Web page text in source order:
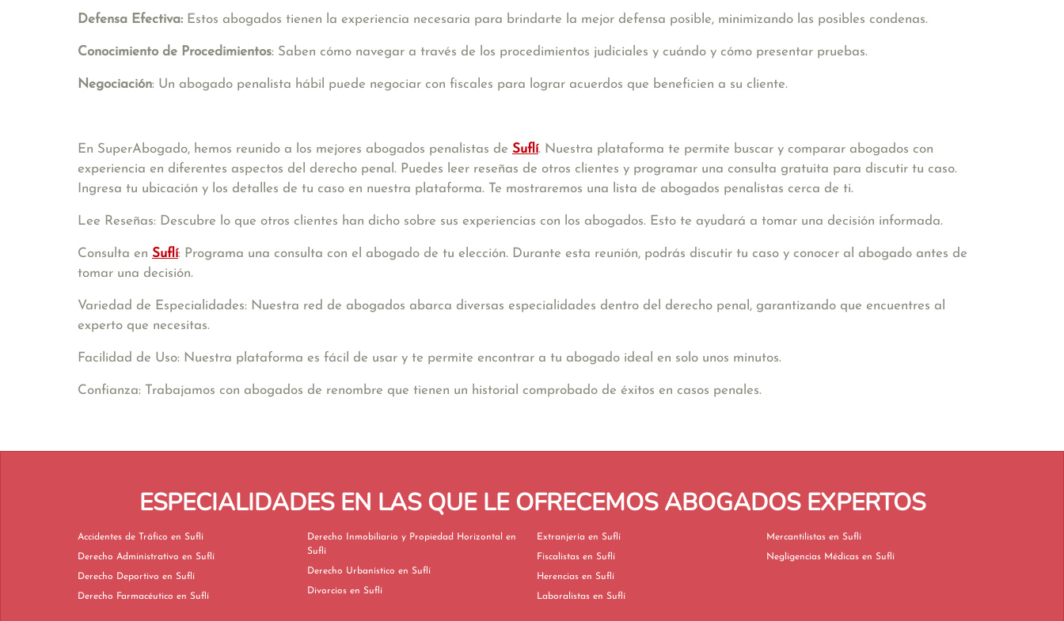
Defensa Efectiva: Estos abogados tienen la experiencia necesaria para brindarte la mejor defensa posible, minimizando las posibles condenas.
Conocimiento de Procedimientos: Saben cómo navegar a través de los procedimientos judiciales y cuándo y cómo presentar pruebas.
Negociación: Un abogado penalista hábil puede negociar con fiscales para lograr acuerdos que beneficien a su cliente.
En SuperAbogado, hemos reunido a los mejores abogados penalistas de Suflí. Nuestra plataforma te permite buscar y comparar abogados con
experiencia en diferentes aspectos del derecho penal. Puedes leer reseñas de otros clientes y programar una consulta gratuita para discutir tu caso.
Ingresa tu ubicación y los detalles de tu caso en nuestra plataforma. Te mostraremos una lista de abogados penalistas cerca de ti.
Lee Reseñas: Descubre lo que otros clientes han dicho sobre sus experiencias con los abogados. Esto te ayudará a tomar una decisión informada.
Consulta en Suflí: Programa una consulta con el abogado de tu elección. Durante esta reunión, podrás discutir tu caso y conocer al abogado antes de
tomar una decisión.
Variedad de Especialidades: Nuestra red de abogados abarca diversas especialidades dentro del derecho penal, garantizando que encuentres al
experto que necesitas.
Facilidad de Uso: Nuestra plataforma es fácil de usar y te permite encontrar a tu abogado ideal en solo unos minutos.
Confianza: Trabajamos con abogados de renombre que tienen un historial comprobado de éxitos en casos penales.
ESPECIALIDADES EN LAS QUE LE OFRECEMOS ABOGADOS EXPERTOS
Accidentes de Tráfico en Suflí
Derecho Administrativo en Suflí
Derecho Deportivo en Suflí
Derecho Farmacéutico en Suflí
Derecho Inmobiliario y Propiedad Horizontal en
Suflí
Derecho Urbanístico en Suflí
Divorcios en Suflí
Extranjería en Suflí
Fiscalistas en Suflí
Herencias en Suflí
Laboralistas en Suflí
Mercantilistas en Suflí
Negligencias Médicas en Suflí